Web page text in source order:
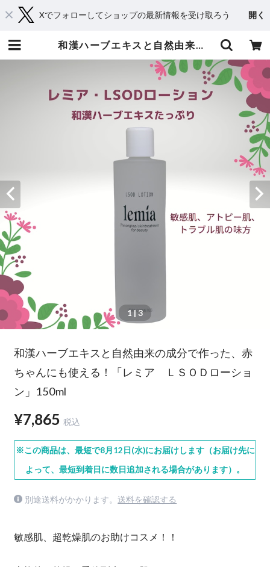
Xでフォローしてショップの最新情報を受け取ろう 開く
和漢ハーブエキスと自然由来の成分で作った、赤ちゃんにも使える！「レミア ＬＳＯＤローション」150ml | 京都からメディカルアロマとハーブであなたに癒しと笑顔をお届け・Shop 桂（kei）
1| 3
和漢ハーブエキスと自然由来の成分で作った、赤
ちゃんにも使える！「レミア ＬＳＯＤローショ
ン」150ml
¥7,865 税込
※この商品は、最短で8月12日(水)にお届けします（お届け先に
よって、最短到着日に数日追加される場合があります）。
別途送料がかかります。 送料を確認する
敏感肌、超乾燥肌のお助けコスメ！！